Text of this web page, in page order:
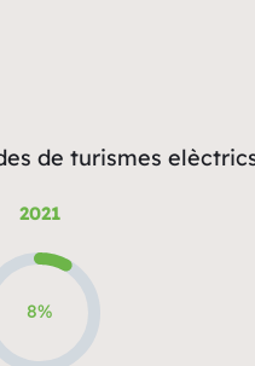
de turismes
2021
8%